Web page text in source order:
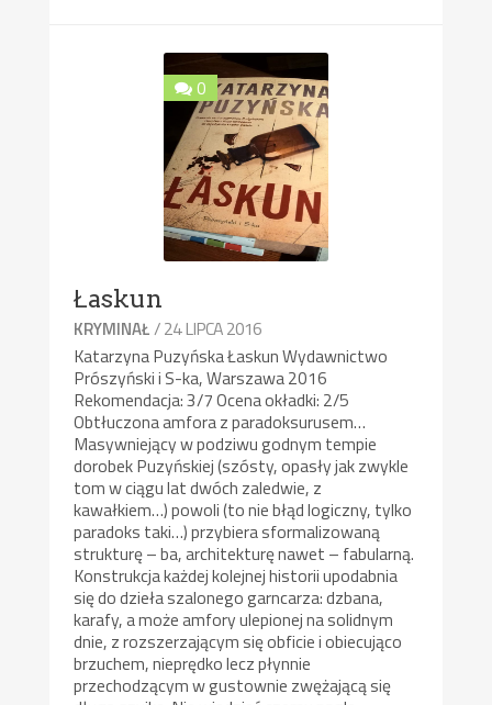
0
Łaskun
KRYMINAŁ/ 24 LIPCA 2016
Katarzyna Puzyńska Łaskun Wydawnictwo
Prószyński i S-ka, Warszawa 2016
Rekomendacja: 3/7 Ocena okładki: 2/5
Obtłuczona amfora z paradoksurusem…
Masywniejący w podziwu godnym tempie
dorobek Puzyńskiej (szósty, opasły jak zwykle
tom w ciągu lat dwóch zaledwie, z
kawałkiem…) powoli (to nie błąd logiczny, tylko
paradoks taki…) przybiera sformalizowaną
strukturę – ba, architekturę nawet – fabularną.
Konstrukcja każdej kolejnej historii upodabnia
się do dzieła szalonego garncarza: dzbana,
karafy, a może amfory ulepionej na solidnym
dnie, z rozszerzającym się obficie i obiecująco
brzuchem, nieprędko lecz płynnie
przechodzącym w gustownie zwężającą się